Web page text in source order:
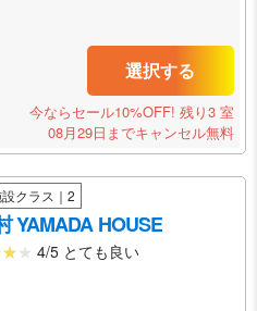
選択する
今ならセール10%OFF! 残り3 室
08月29日までキャンセル無料
クラス｜2
YAMADA HOUSE
4/5 とても良い